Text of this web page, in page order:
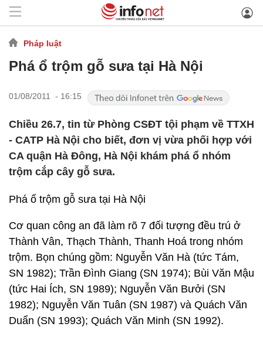
Pháp luật
Phá ổ trộm gỗ sưa tại Hà Nội
01/08/2011 - 16:15
Chiều 26.7, tin từ Phòng CSĐT tội phạm về TTXH
- CATP Hà Nội cho biết, đơn vị vừa phối hợp với
CA quận Hà Đông, Hà Nội khám phá ổ nhóm
trộm cắp cây gỗ sưa.
Phá ổ trộm gỗ sưa tại Hà Nội
Cơ quan công an đã làm rõ 7 đối tượng đều trú ở
Thành Vân, Thạch Thành, Thanh Hoá trong nhóm
trộm. Bọn chúng gồm: Nguyễn Văn Hà (tức Tám,
SN 1982); Trần Đình Giang (SN 1974); Bùi Văn Mậu
(tức Hai Ích, SN 1989); Nguyễn Văn Bưởi (SN
1982); Nguyễn Văn Tuân (SN 1987) và Quách Văn
Duẩn (SN 1993); Quách Văn Minh (SN 1992).